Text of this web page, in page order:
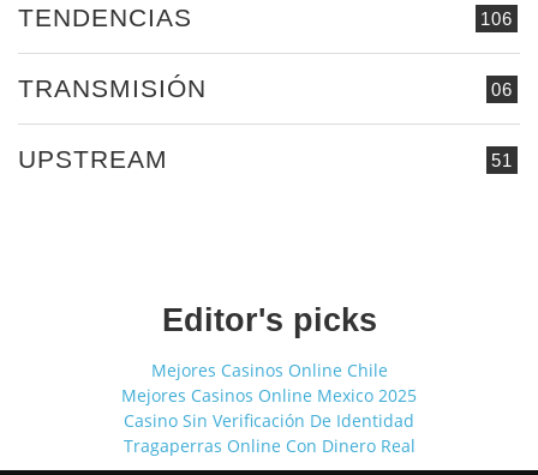
106
TENDENCIAS
06
TRANSMISIÓN
51
UPSTREAM
Editor's picks
Mejores Casinos Online Chile
Mejores Casinos Online Mexico 2025
Casino Sin Verificación De Identidad
Tragaperras Online Con Dinero Real